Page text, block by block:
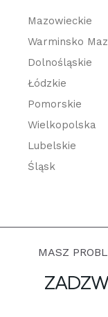
Mazowieckie
Warminsko
Dolnośląskie
Łódzkie
Pomorskie
Wielkopolska
Lubelskie
Śląsk
MASZ